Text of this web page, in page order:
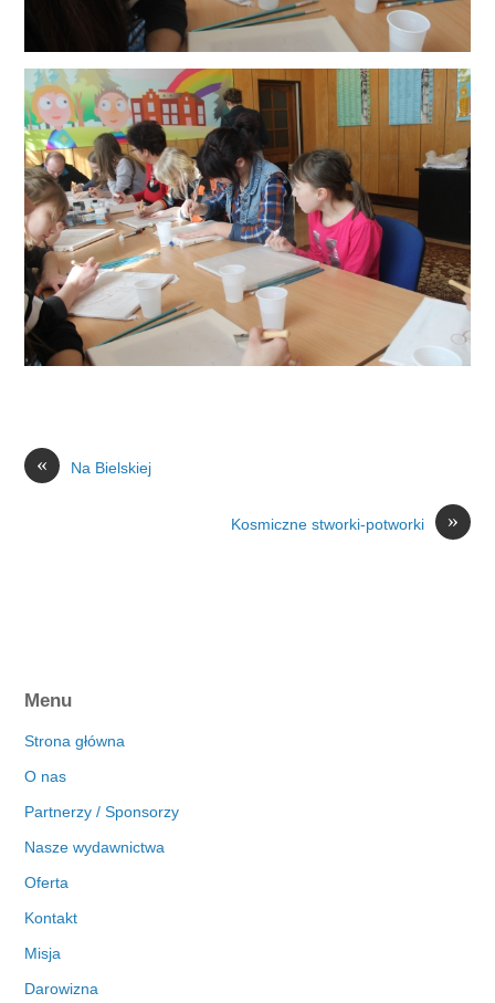
« Na Bielskiej
»
Kosmiczne stworki-potworki
Menu
Strona główna
O nas
Partnerzy / Sponsorzy
Nasze wydawnictwa
Oferta
Kontakt
Misja
Darowizna